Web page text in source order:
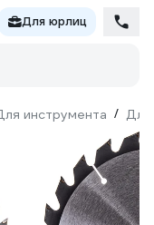
Для юрлиц
инструмента / Для